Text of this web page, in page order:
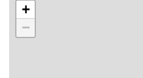
+
−